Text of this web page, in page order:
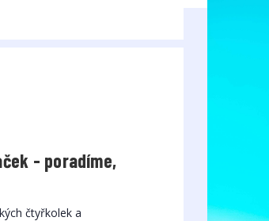
- poradíme,
čtyřkolek a